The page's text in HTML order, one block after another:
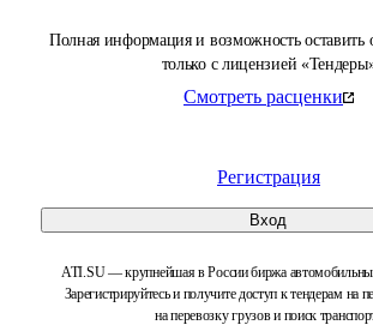
Полная информация и возможность оставить
только с лицензией
Смотреть расценки
Регистрация
Вход
ATI.SU — крупнейшая в России биржа
Зарегистрируйтесь и получите доступ к тендерам на
на перевозку грузов и поиск